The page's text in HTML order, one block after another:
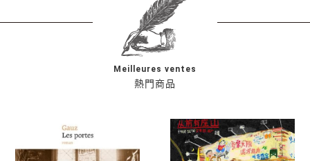
熱門商品
Meilleures ventes